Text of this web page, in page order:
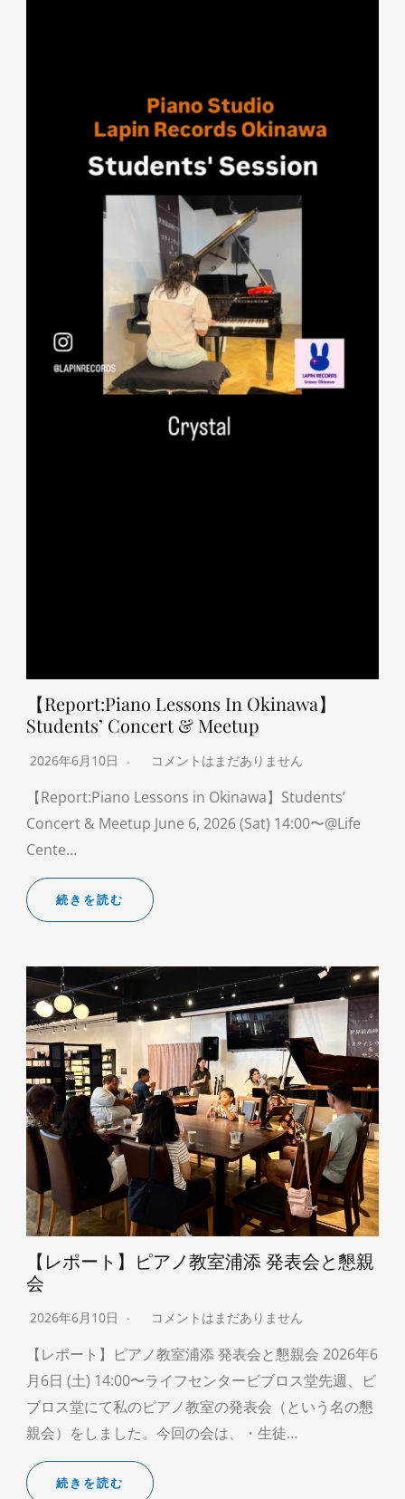
【Report:Piano Lessons In Okinawa】
Students’ Concert & Meetup
2026年6月10日 コメントはまだありません
【Report:Piano Lessons in Okinawa】Students’
Concert & Meetup June 6, 2026 (Sat) 14:00〜@Life
Cente…
続きを読む
【レポート】ピアノ教室浦添 発表会と懇親
会
2026年6月10日 コメントはまだありません
【レポート】ピアノ教室浦添 発表会と懇親会 2026年6
月6日 (土) 14:00〜ライフセンタービブロス堂先週、ビ
ブロス堂にて私のピアノ教室の発表会（という名の懇
親会）をしました。今回の会は、・生徒…
続きを読む